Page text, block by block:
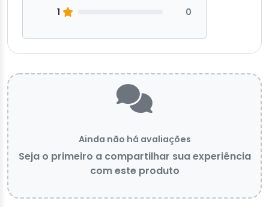
1
0
Ainda não há avaliações
Seja o primeiro a compartilhar sua experiência
com este produto